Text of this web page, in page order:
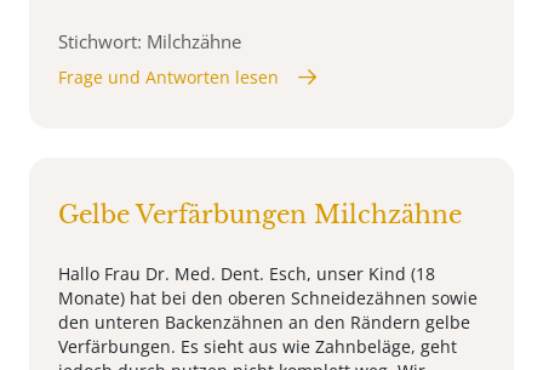
Stichwort: Milchzähne
Frage und Antworten lesen
Gelbe Verfärbungen Milchzähne
Hallo Frau Dr. Med. Dent. Esch, unser Kind (18
Monate) hat bei den oberen Schneidezähnen sowie
den unteren Backenzähnen an den Rändern gelbe
Verfärbungen. Es sieht aus wie Zahnbeläge, geht